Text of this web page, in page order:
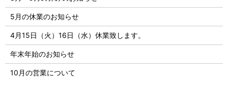
5月の休業のお知らせ
4月15日（火）16日（水）休業致します。
年末年始のお知らせ
10月の営業について